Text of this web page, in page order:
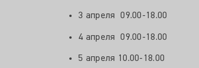
3 апреля 09.00-18.00
4 апреля 09.00-18.00
5 апреля 10.00-18.00